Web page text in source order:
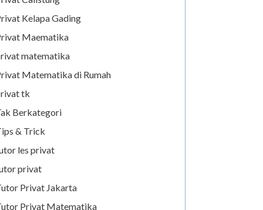
Kelapa Gading
Maematika
matematika
Matematika di Rumah
tk
Berkategori
& Trick
les privat
privat
Privat Jakarta
Privat Matematika